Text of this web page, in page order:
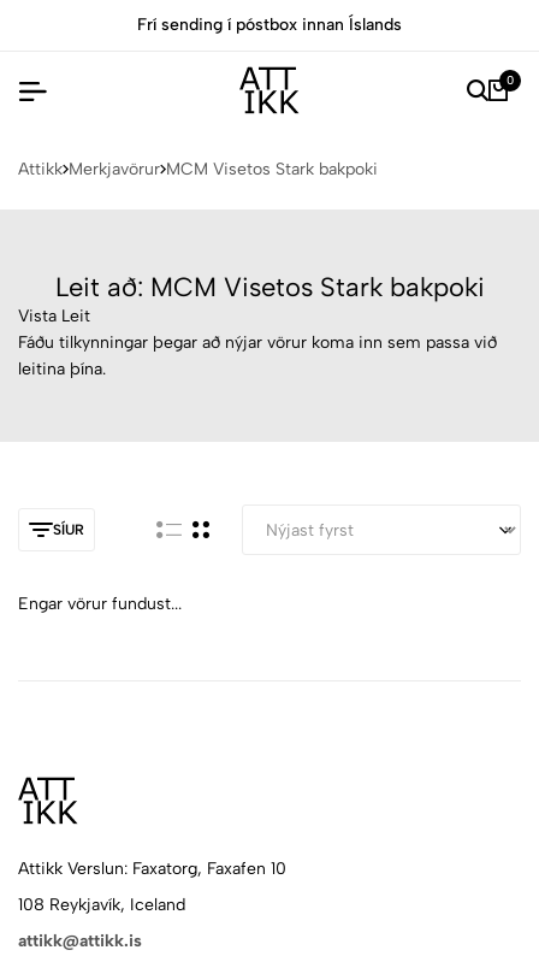
Frí sending í póstbox innan Íslands
0
Attikk Merkjavörur MCM Visetos Stark bakpoki
Leit að: MCM Visetos Stark bakpoki
Vista Leit
Fáðu tilkynningar þegar að nýjar vörur koma inn sem passa við
leitina þína.
SÍUR
Engar vörur fundust...
Attikk Verslun: Faxatorg, Faxafen 10
108 Reykjavík, Iceland
attikk@attikk.is